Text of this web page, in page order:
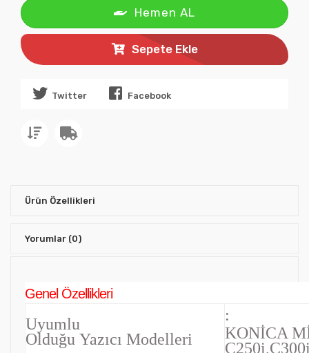
Hemen AL
Sepete Ekle
Twitter Facebook
Ürün Özellikleri
Yorumlar (0)
Genel Özellikleri
Uyumlu
Olduğu Yazıcı Modelleri
:
KONİCA